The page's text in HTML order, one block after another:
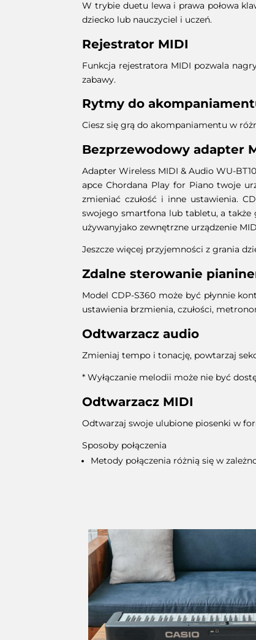
W trybie duetu lewa i prawa połowa
dziecko lub nauczyciel i uczeń.
Rejestrator MIDI
Funkcja rejestratora MIDI pozwala
zabawy.
Rytmy do
Ciesz się grą do akompaniamentu w
Bezprzewodowy adapter
Adapter Wireless MIDI & Audio WU-
apce Chordana Play for Piano twoje
zmieniać czułość i inne ustawienia.
swojego smartfona lub tabletu, a także
używanyjako zewnętrzne urządzenie
Jeszcze więcej przyjemności z grania
Zdalne sterowanie
Model CDP-S360 może być płynnie
ustawienia brzmienia, czułości,
Odtwarzacz audio
Zmieniaj tempo i tonację, powtarzaj
* Wyłączanie melodii może nie być
Odtwarzacz MIDI
Odtwarzaj swoje ulubione piosenki w
Sposoby połączenia
Metody połączenia różnią się w